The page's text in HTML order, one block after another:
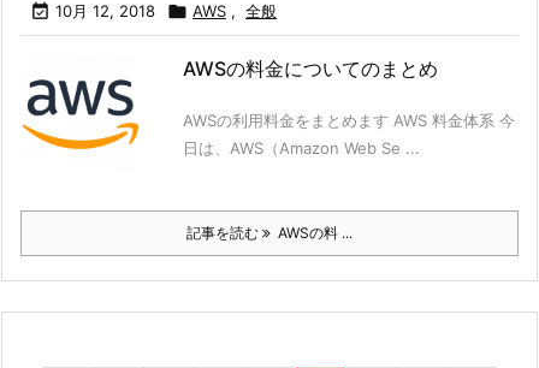
 10月 12, 2018  AWS , 全般
AWSの料金についてのまとめ
AWSの利用料金をまとめます AWS 料金体系 今
日は、AWS（Amazon Web Se ...
記事を読む AWSの料 ...